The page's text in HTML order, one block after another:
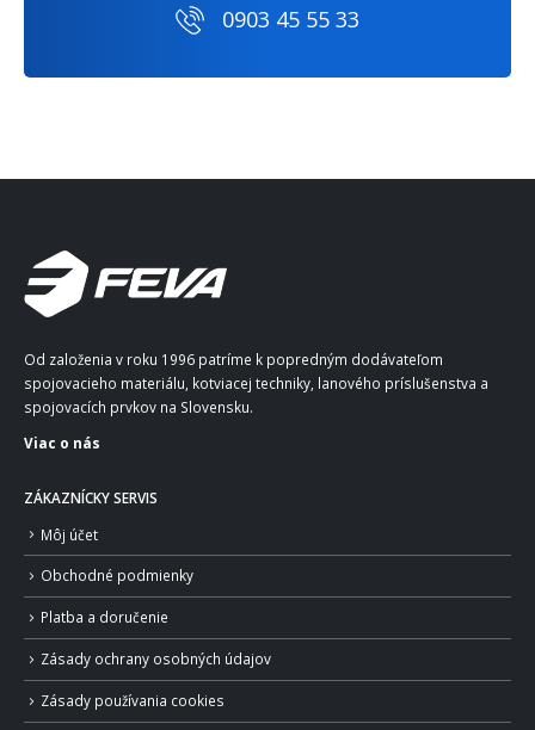
0903 45 55 33
Od založenia v roku 1996 patríme k popredným dodávateľom
spojovacieho materiálu, kotviacej techniky, lanového príslušenstva a
spojovacích prvkov na Slovensku.
Viac o nás
ZÁKAZNÍCKY SERVIS
Môj účet
Obchodné podmienky
Platba a doručenie
Zásady ochrany osobných údajov
Zásady používania cookies